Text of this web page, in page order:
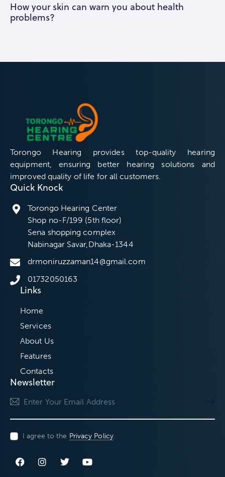
How your skin can warn you about health
problems?
Torongo Hearing provides top-quality hearing
equipment, ensuring better hearing solutions and
improved quality of life for all customers.
Quick Knock
Torongo Hearing Center
Shop no-F/199 (5th floor)
Sena shopping complex
Nabinagar Savar,Dhaka-1344
drmoniruzzaman14@gmail.com
01732050163
Links
Home
Services
About Us
Features
Contacts
Newsletter
I agree to the Privacy Policy.